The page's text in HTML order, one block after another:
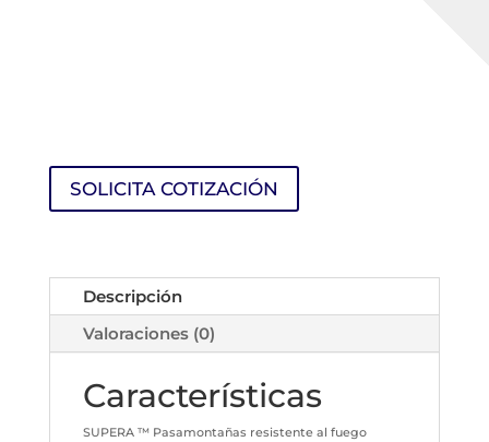
SOLICITA COTIZACIÓN
Descripción
Valoraciones (0)
Características
SUPERA ™ Pasamontañas resistente al fuego